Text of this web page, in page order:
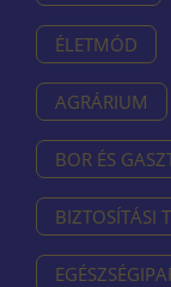
ÉLETMÓD
AGRÁRIUM
BOR ÉS
BIZTOSÍTÁSI